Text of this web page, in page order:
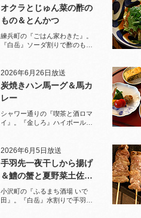
オクラとじゅん菜の酢の
もの＆とんかつ
練兵町の『ごはん家わきた』。
『白岳』ソーダ割りで酢のもの
2026年6月26日放送
炭焼きハン馬ーグ＆馬カ
レー
シャワー通りの『喫茶と酒ロマ
イ』。『金しろ』ハイボールで
2026年6月5日放送
手羽先一夜干しから揚げ
＆鱧の蟹と夏野菜土佐酢
ジュレがけ
小沢町の『ふるまち酒場 いで
田』。『白岳』水割りで手羽先